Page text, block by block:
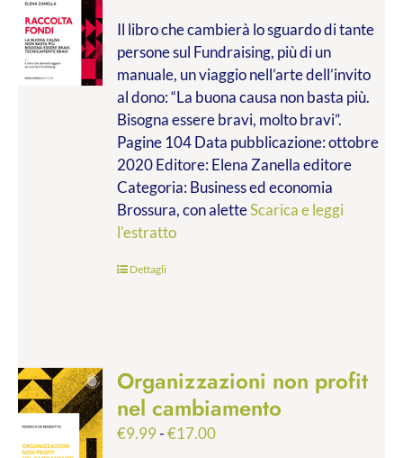
prezzo:
da
€9.99
a
€14.00
Il libro che cambierà lo sguardo di tante
persone sul Fundraising, più di un
manuale, un viaggio nell’arte dell’invito
al dono: “La buona causa non basta più.
Bisogna essere bravi, molto bravi”.
Pagine 104 Data pubblicazione: ottobre
2020 Editore: Elena Zanella editore
Categoria: Business ed economia
Brossura, con aletteScarica e leggi
l'estratto
Dettagli
Organizzazioni non profit
nel cambiamento
€9.99-€17.00Fascia